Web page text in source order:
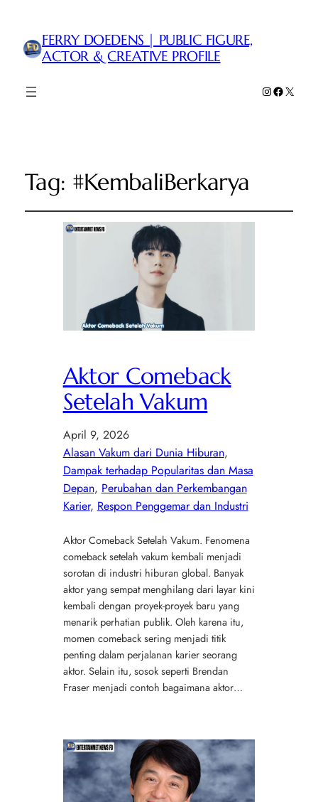
FERRY DOEDENS | PUBLIC FIGURE,
ACTOR & CREATIVE PROFILE
Instagram
Facebook
X
Tag: #KembaliBerkarya
Aktor Comeback
Setelah Vakum
April 9, 2026
Alasan Vakum dari Dunia Hiburan
Dampak terhadap Popularitas dan Masa
Depan, Perubahan dan Perkembangan
Karier, Respon Penggemar dan Industri
Aktor Comeback Setelah Vakum. Fenomena
comeback setelah vakum kembali menjadi
sorotan di industri hiburan global. Banyak
aktor yang sempat menghilang dari layar kini
kembali dengan proyek-proyek baru yang
menarik perhatian publik. Oleh karena itu,
momen comeback sering menjadi titik
penting dalam perjalanan karier seorang
aktor. Selain itu, sosok seperti Brendan
Fraser menjadi contoh bagaimana aktor…